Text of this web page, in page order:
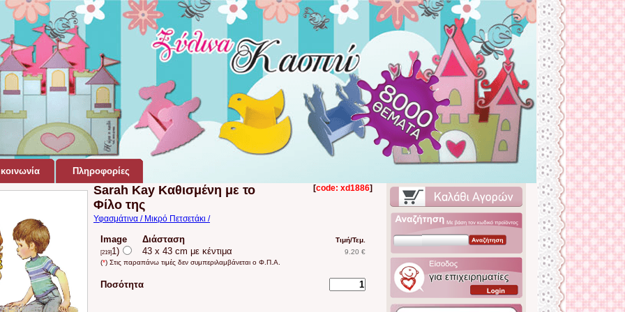
Πληροφορίες
[code: xd1886]
Sarah Kay Καθισμένη με το
Φίλο της
Υφασμάτινα / Μικρό Πετσετάκι /
Image Διάσταση Τιμή/Τεμ.
[219] 1) 43 x 43 cm με κέντιμα
9.20 €
(*) Στις παραπάνω τιμές δεν συμπεριλαμβάνεται ο Φ.Π.Α.
Ποσότητα